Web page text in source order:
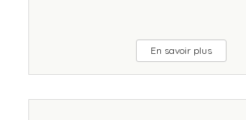
En savoir plus